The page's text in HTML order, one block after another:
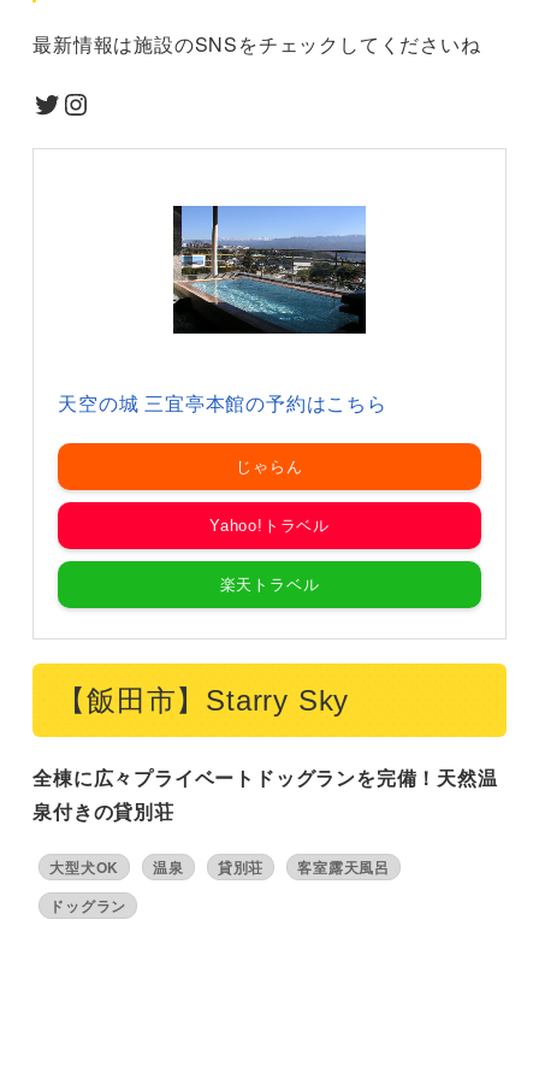
最新情報は施設のSNSをチェックしてくださいね
Twitter
Instagram
天空の城 三宜亭本館の予約はこちら
じゃらん
Yahoo!トラベル
楽天トラベル
【飯田市】Starry Sky
全棟に広々プライベートドッグランを完備！天然温
泉付きの貸別荘
大型犬OK 温泉 貸別荘
客室露天風呂
ドッグラン